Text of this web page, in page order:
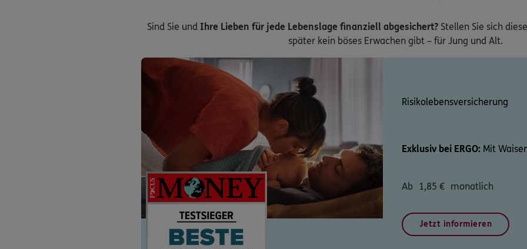
Sind Sie und Ihre Lieben für jede Lebenslage finanziell abgesichert? Stellen Sie sich
später kein böses Erwachen gibt – für Jung und Alt.
Risikolebensversicherung
Exklusiv bei ERGO: Mit
Ab 1,85 € monatlich
Jetzt informieren